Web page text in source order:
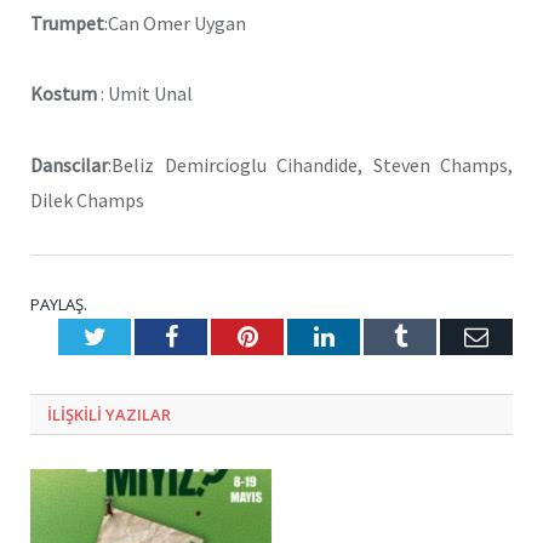
Trumpet:Can Omer Uygan
Kostum : Umit Unal
Danscilar:Beliz Demircioglu Cihandide, Steven Champs,
Dilek Champs
PAYLAŞ.
TwitterFacebookPinterestLinkedInTumblr E-
ILIŞKILI YAZILAR